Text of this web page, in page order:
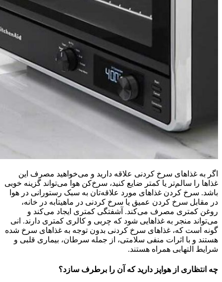
اگر به غذاهای سرخ کردنی علاقه دارید و می‌خواهید مصرف این
غذاها را سالم‌تر یا کمتر ضایع کنید، سرخ‌کن هوا می‌تواند گزینه خوبی
باشد. سرخ کردن غذاهای مورد علاقه‌تان به سبک رستورانی در هوا
در مقابل سرخ کردن عمیق یا سرخ کردنی در ماهیتابه در خانه،
روغن کمتری مصرف می‌کند. آشفتگی کمتری ایجاد می‌کند و
می‌تواند منجر به غذاهایی شود که چربی و کالری کمتری دارند. انی
گونه است که، غذاهای سرخ کردنی بدون توجه به غذاهای سرخ شده
هستند و با اثرات منفی سلامتی، از جمله سرطان، بیماری قلبی و
شرایط التهابی همراه هستند.
چه انتظاری از هواپز دارید که آن را برطرف سازد؟